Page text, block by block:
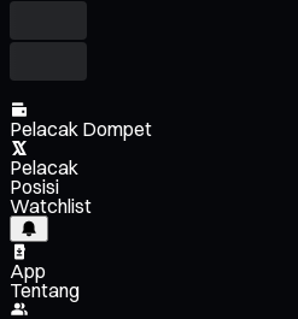
Pelacak Dompet
Pelacak
Posisi
Watchlist
App
Tentang